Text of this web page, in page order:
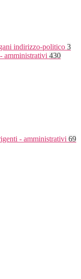
indirizzo-politico 3
amministrativi 430
- amministrativi 69